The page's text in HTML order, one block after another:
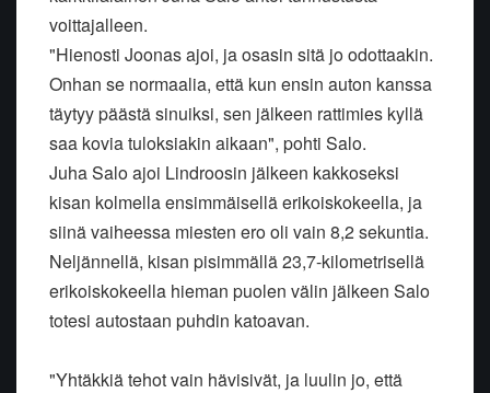
voittajalleen.
"Hienosti Joonas ajoi, ja osasin sitä jo odottaakin.
Onhan se normaalia, että kun ensin auton kanssa
täytyy päästä sinuiksi, sen jälkeen rattimies kyllä
saa kovia tuloksiakin aikaan", pohti Salo.
Juha Salo ajoi Lindroosin jälkeen kakkoseksi
kisan kolmella ensimmäisellä erikoiskokeella, ja
siinä vaiheessa miesten ero oli vain 8,2 sekuntia.
Neljännellä, kisan pisimmällä 23,7-kilometrisellä
erikoiskokeella hieman puolen välin jälkeen Salo
totesi autostaan puhdin katoavan.
"Yhtäkkiä tehot vain hävisivät, ja luulin jo, että